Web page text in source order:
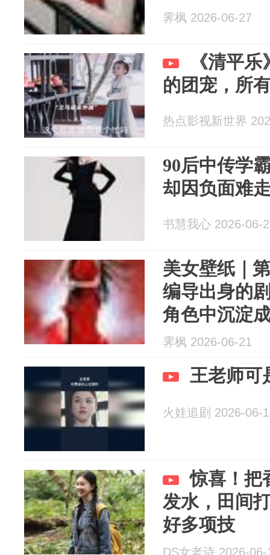
霁枫 2026-06-27
《清平
的团宠，所
热点影视新世界
90后中传学
却因负面难
书慧我心 2026-06-
美女壁纸｜
编导出身的
角色中沉淀
霁枫 2026-06-21
王老师可
火娃追剧 2026-06-
惊喜！把
发水，田间
好多项技
DS女老诗 2026-06-